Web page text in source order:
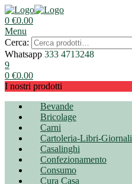
0 €0.00
Menu
Cerca:
Whatsapp 333 4713248
9
0 €0.00
I nostri prodotti
Bevande
Bricolage
Carni
Cartoleria-Libri-Giornali
Casalinghi
Confezionamento
Consumo
Cura Casa